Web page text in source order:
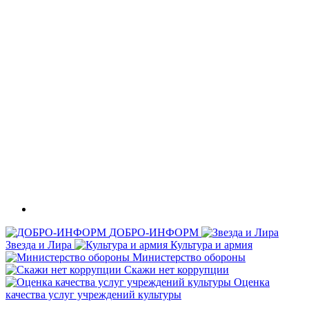
ДОБРО-ИНФОРМ
Звезда и Лира
Культура и армия
Министерство обороны
Скажи нет коррупции
Оценка
качества услуг учреждений культуры